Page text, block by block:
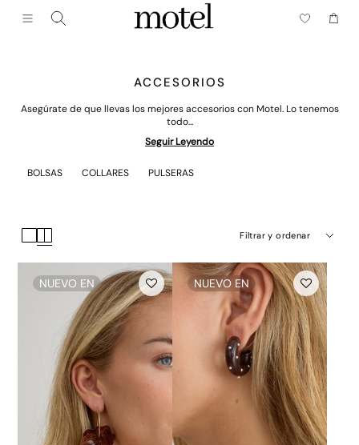
Menú
Cerrar (esc) Carrito
ACCESORIOS
Asegúrate de que llevas los mejores accesorios con Motel. Lo tenemos
todo...
Seguir Leyendo
BOLSAS COLLARES PULSERAS
Filtrar y ordenar
NUEVO EN NUEVO EN